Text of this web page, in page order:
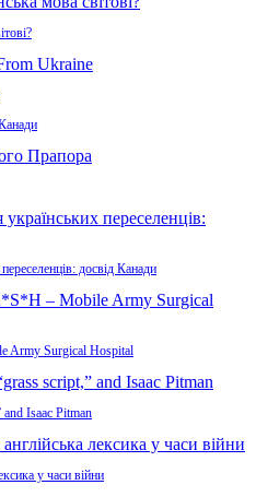
досвід Канади
Army Surgical Hospital
Isaac Pitman
у часи війни